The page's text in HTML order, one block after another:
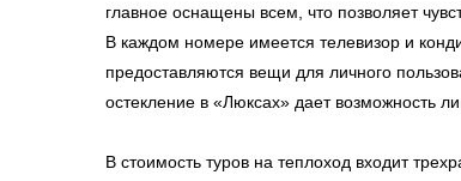
главное оснащены всем, что позволяет
В каждом номере имеется телевизор и
предоставляются вещи для личного
остекление в «Люксах» дает возможность
В стоимость туров на теплоход входит